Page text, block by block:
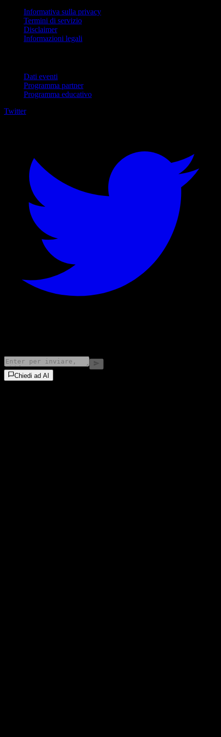
Informativa sulla privacy
Termini di servizio
Disclaimer
Informazioni legali
Dati eventi
Programma partner
Programma educativo
Twitter
Chiedi ad AI